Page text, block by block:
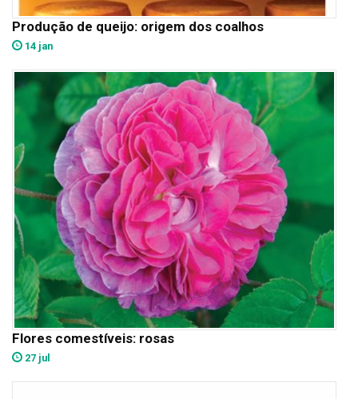
Produção de queijo: origem dos coalhos
14 jan
Flores comestíveis: rosas
27 jul